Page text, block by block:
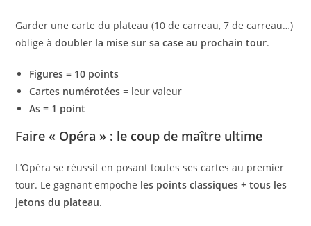
Garder une carte du plateau (10 de carreau, 7 de carreau…)
oblige àdoubler la mise sur sa case au prochain tour.
Figures = 10 points
Cartes numérotées = leur valeur
As = 1 point
Faire « Opéra » : le coup de maître ultime
L’Opéra se réussit en posant toutes ses cartes au premier
tour. Le gagnant empoche les points classiques + tous les
jetons du plateau.